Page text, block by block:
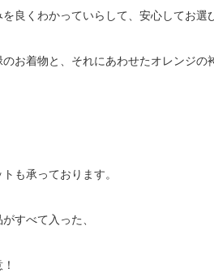
良くわかっていらして、安心してお選
お着物と、それにあわせたオレンジの
も承っております。
すべて入った、